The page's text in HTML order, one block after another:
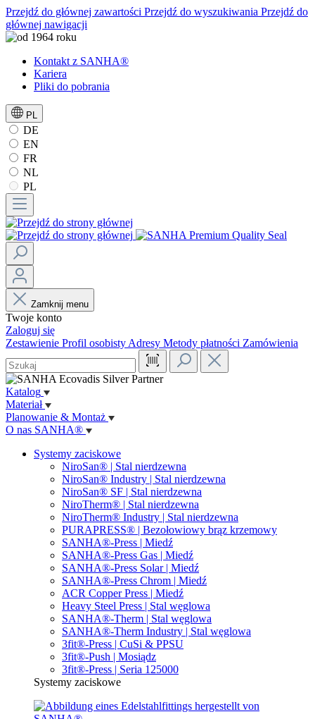
Przejdź do głównej zawartości Przejdź do wyszukiwania Przejdź do
głównej nawigacji
Kontakt z SANHA®
Kariera
Pliki do pobrania
PL
DE
EN
FR
NL
PL
Zamknij menu
Twoje konto
Zaloguj się
Zestawienie Profil osobisty Adresy Metody płatności Zamówienia
Katalog
Materiał
Planowanie & Montaż
O nas SANHA®
Systemy zaciskowe
NiroSan® | Stal nierdzewna
NiroSan® Industry | Stal nierdzewna
NiroSan® SF | Stal nierdzewna
NiroTherm® | Stal nierdzewna
NiroTherm® Industry | Stal nierdzewna
PURAPRESS® | Bezołowiowy brąz krzemowy
SANHA®-Press | Miedź
SANHA®-Press Gas | Miedź
SANHA®-Press Solar | Miedź
SANHA®-Press Chrom | Miedź
ACR Copper Press | Miedź
Heavy Steel Press | Stal węglowa
SANHA®-Therm | Stal węglowa
SANHA®-Therm Industry | Stal węglowa
3fit®-Press | CuSi & PPSU
3fit®-Push | Mosiądz
3fit®-Press | Seria 125000
Systemy zaciskowe